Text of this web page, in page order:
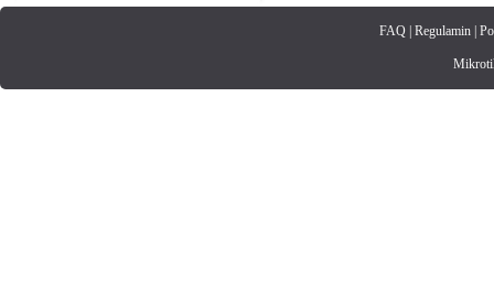
FAQ| Regulamin|